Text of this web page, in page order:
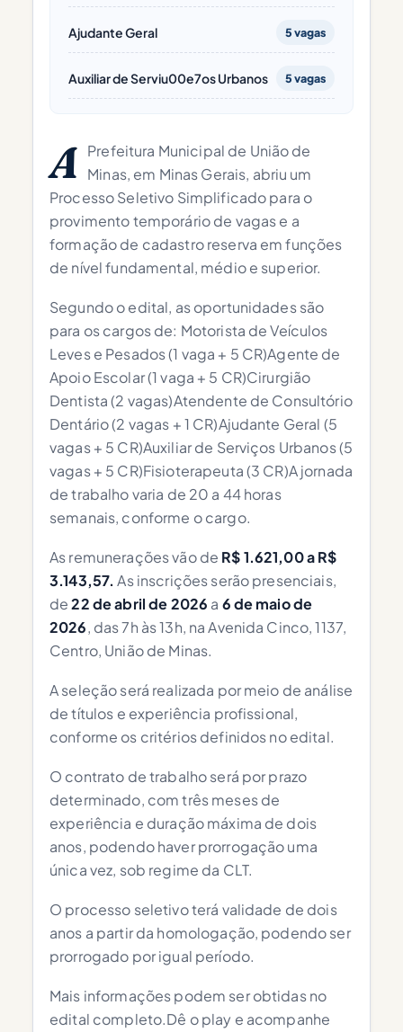
Ajudante Geral 5 vagas
Auxiliar de Serviu00e7os Urbanos 5 vagas
A Prefeitura Municipal de União de
Minas, em Minas Gerais, abriu um
Processo Seletivo Simplificado para o
provimento temporário de vagas e a
formação de cadastro reserva em funções
de nível fundamental, médio e superior.
Segundo o edital, as oportunidades são
para os cargos de: Motorista de Veículos
Leves e Pesados (1 vaga + 5 CR)Agente de
Apoio Escolar (1 vaga + 5 CR)Cirurgião
Dentista (2 vagas)Atendente de Consultório
Dentário (2 vagas + 1 CR)Ajudante Geral (5
vagas + 5 CR)Auxiliar de Serviços Urbanos (5
vagas + 5 CR)Fisioterapeuta (3 CR)A jornada
de trabalho varia de 20 a 44 horas
semanais, conforme o cargo.
As remunerações vão de R$ 1.621,00 a R$
3.143,57. As inscrições serão presenciais,
de22 de abril de 2026 a 6 de maio de
2026, das 7h às 13h, na Avenida Cinco, 1137,
Centro, União de Minas.
A seleção será realizada por meio de análise
de títulos e experiência profissional,
conforme os critérios definidos no edital.
O contrato de trabalho será por prazo
determinado, com três meses de
experiência e duração máxima de dois
anos, podendo haver prorrogação uma
única vez, sob regime da CLT.
O processo seletivo terá validade de dois
anos a partir da homologação, podendo ser
prorrogado por igual período.
Mais informações podem ser obtidas no
edital completo.Dê o play e acompanhe